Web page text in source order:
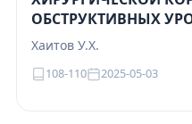
ОБСТРУКТИВНЫХ
Хаитов У.Х.
108-110 2025-05-03